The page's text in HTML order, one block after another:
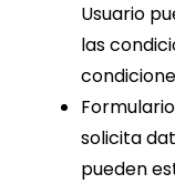
Usuario
las
solicita
pueden